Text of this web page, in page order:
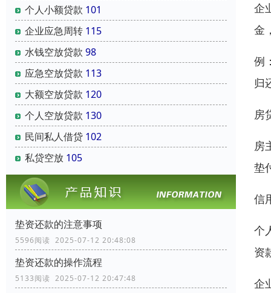
个人小额贷款 101
企业应急周转 115
水钱空放贷款 98
应急空放贷款 113
大额空放贷款 120
个人空放贷款 130
民间私人借贷 102
私贷空放 105
垫资还款的注意事项
5596阅读 2025-07-12 20:48:08
垫资还款的操作流程
5133阅读 2025-07-12 20:47:48
企
金
例
归
房
房
垫
信
个
资
企